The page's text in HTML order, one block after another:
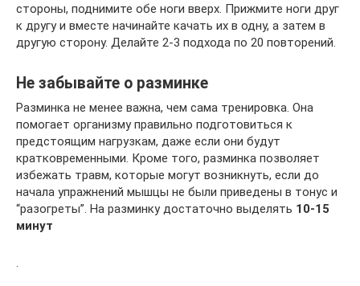
стороны, поднимите обе ноги вверх. Прижмите ноги друг
к другу и вместе начинайте качать их в одну, а затем в
другую сторону. Делайте 2-3 подхода по 20 повторений.
Не забывайте о разминке
Разминка не менее важна, чем сама тренировка. Она
помогает организму правильно подготовиться к
предстоящим нагрузкам, даже если они будут
кратковременными. Кроме того, разминка позволяет
избежать травм, которые могут возникнуть, если до
начала упражнений мышцы не были приведены в тонус и
“разогреты”. На разминку достаточно выделять 10-15
минут